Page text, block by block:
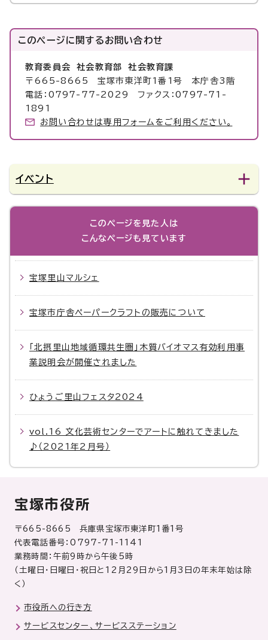
このページに関するお問い合わせ
教育委員会 社会教育部 社会教育課
〒665-8665 宝塚市東洋町1番1号 本庁舎3階
電話：0797-77-2029 ファクス：0797-71-
1891
お問い合わせは専用フォームをご利用ください。
イベント
このページを見た人は
こんなページも見ています
宝塚里山マルシェ
宝塚市庁舎ペーパークラフトの販売について
「北摂里山地域循環共生圏」木質バイオマス有効利用事
業説明会が開催されました
ひょうご里山フェスタ2024
vol.16 文化芸術センターでアートに触れてきました
♪（2021年2月号）
宝塚市役所
〒665-8665 兵庫県宝塚市東洋町1番1号
代表電話番号：0797-71-1141
業務時間：午前9時から午後5時
（土曜日・日曜日・祝日と12月29日から1月3日の年末年始は除
く）
市役所への行き方
サービスセンター、サービスステーション